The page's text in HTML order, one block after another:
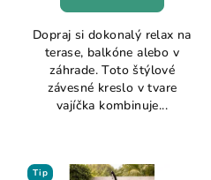
Dopraj si dokonalý relax na
terase, balkóne alebo v
záhrade. Toto štýlové
závesné kreslo v tvare
vajíčka kombinuje...
Tip